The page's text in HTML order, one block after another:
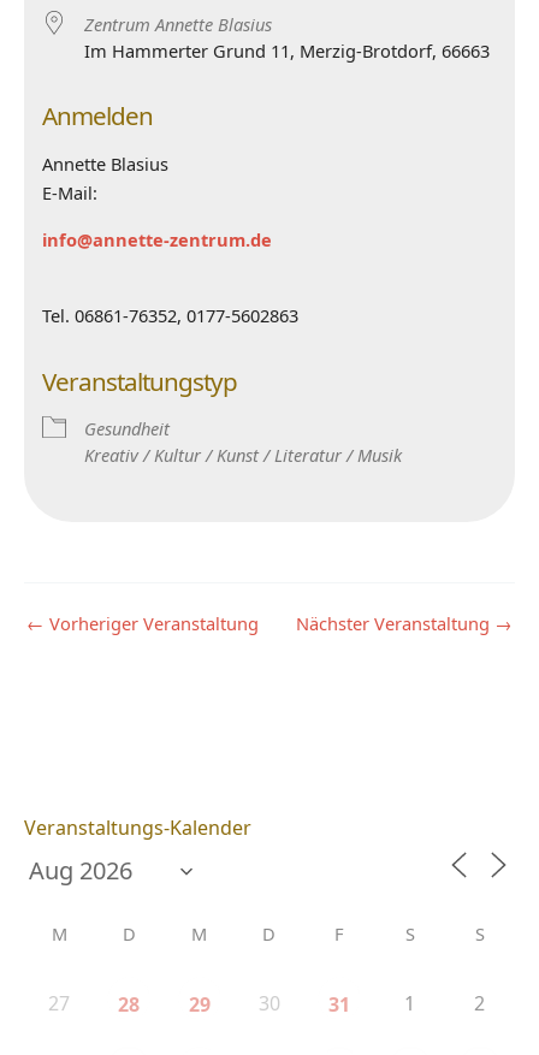
Zentrum Annette Blasius
Im Hammerter Grund 11, Merzig-Brotdorf, 66663
Anmelden
Annette Blasius
E-Mail:
info@annette-zentrum.de
Tel. 06861-76352, 0177-5602863
Veranstaltungstyp
Gesundheit
Kreativ / Kultur / Kunst / Literatur / Musik
← Vorheriger Veranstaltung Nächster Veranstaltung →
Veranstaltungs-Kalender
M D M D F S S
27 28 29 30 31 1 2